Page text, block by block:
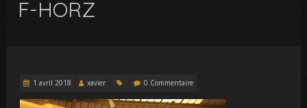
F-HORZ
1 avril 2018 xavier 0 Commentaire